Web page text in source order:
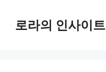
로라의 인사이트